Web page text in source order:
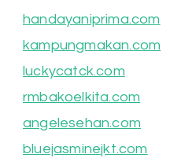
handayaniprima.com
kampungmakan.com
luckycatck.com
rmbakoelkita.com
angelesehan.com
bluejasminejkt.com